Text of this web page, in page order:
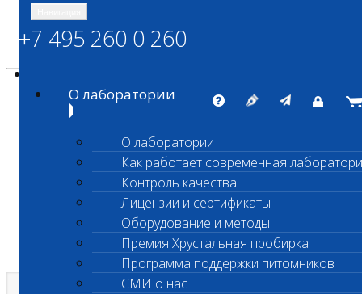
ШАНС БИО
Независимая ветеринарная лаборатория
+7 495 260 0 260
О лаборатории
О лаборатории
Как работает современная
Контроль качества
Лицензии и сертификаты
Оборудование и методы
Премия Хрустальная пробирка
Программа поддержки питомников
СМИ о нас